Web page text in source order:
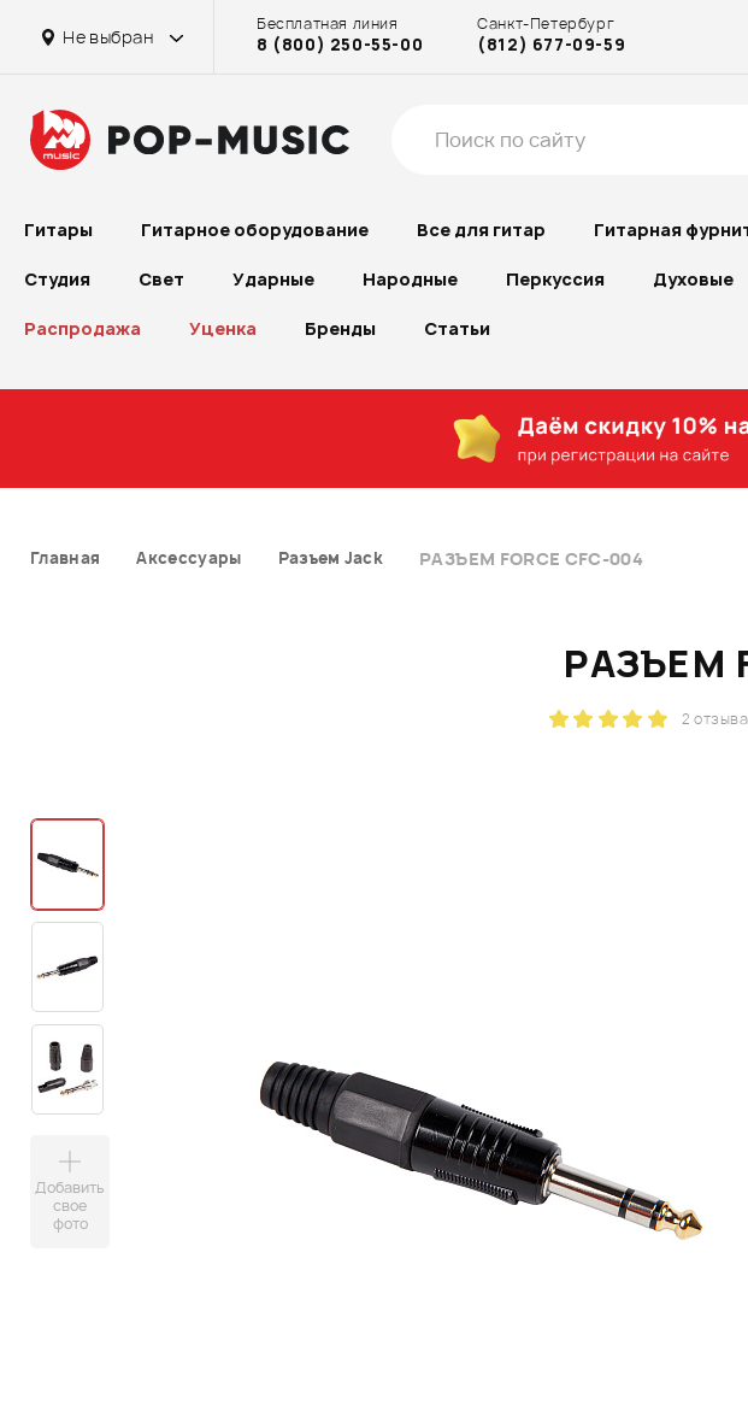
Не выбран
Бесплатная линия
8 (800) 250-55-00
Санкт-Петербург
(812) 677-09-59
Гитары Гитарное оборудование Все для гитар Гитарная
Студия Свет Ударные Народные Перкуссия Духовые
Распродажа Уценка Бренды Статьи
Главная Аксессуары Разъем Jack РАЗЪЕМ FORCE CFC-004
РАЗЪЕМ
2 отзыва
Добавить
свое
фото